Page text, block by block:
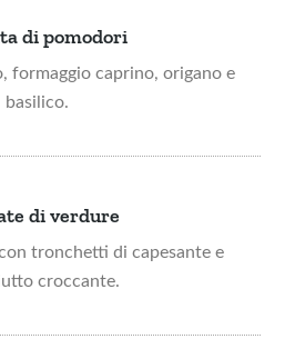
di pomodori
formaggio caprino, origano e
basilico.
di verdure
tronchetti di capesante e
croccante.